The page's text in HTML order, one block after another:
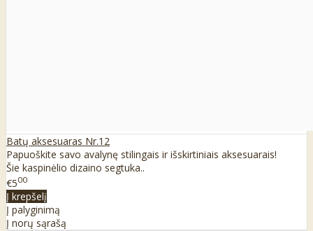
Batų aksesuaras Nr.12
Papuoškite savo avalynę stilingais ir išskirtiniais aksesuarais!
Šie kaspinėlio dizaino segtuka..
€500
Į krepšelį
Į palyginimą
Į norų sąrašą